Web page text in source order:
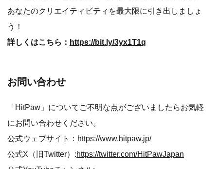
あなたのクリエイティビティを最大限に引き出しましょ
う！
詳しくはこちら： https://bit.ly/3yx1T1q
お問い合わせ
「HitPaw」についてご不明な点がございましたらお気軽
にお問い合わせください。
公式ウェブサイト： https://www.hitpaw.jp/
公式X（旧Twitter）:https://twitter.com/HitPawJapan